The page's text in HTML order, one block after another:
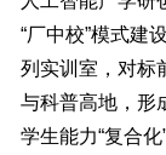
“厂中校”模式建
列实训室，对标
与科普高地，形
学生能力“复合化